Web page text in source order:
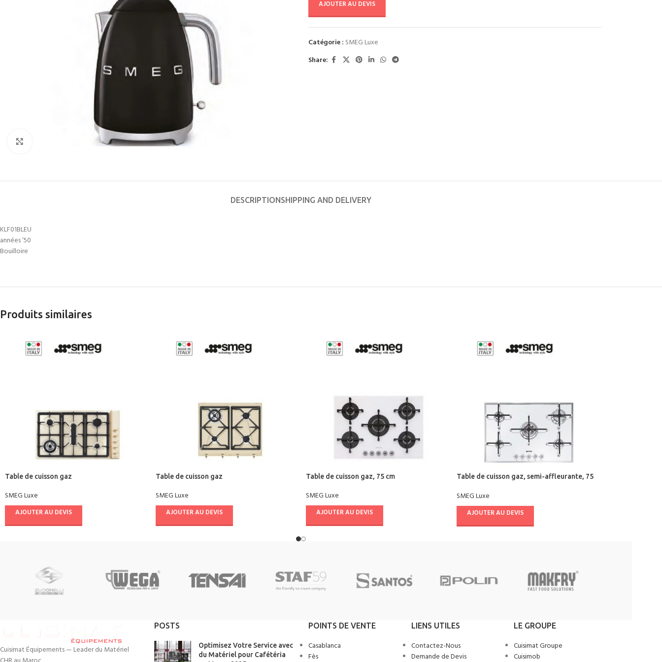
AJOUTER AU DEVIS
Catégorie : SMEG Luxe
Share:
DESCRIPTIONSHIPPING AND DELIVERY
KLF01BLEU
années ’50
Bouilloire
Produits similaires
Table de cuisson gaz
SMEG Luxe
AJOUTER AU DEVIS
Table de cuisson gaz
SMEG Luxe
AJOUTER AU DEVIS
Table de cuisson gaz, 75 cm
SMEG Luxe
AJOUTER AU DEVIS
Table de cuisson gaz, semi-affleurante, 75
SMEG Luxe
AJOUTER AU DEVIS
Cuisimat Équipements — Leader du Matériel
POSTS
Optimisez Votre Service avec
du Matériel pour Cafétéria
POINTS DE VENTE
Casablanca
Fès
LIENS UTILES
Contactez-Nous
Demande de Devis
LE GROUPE
Cuisimat Groupe
Cuisimob